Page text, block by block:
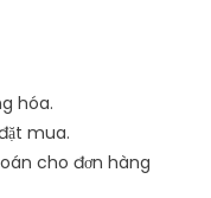
hóa.
mua.
cho đơn hàng